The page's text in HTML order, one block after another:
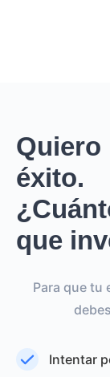
Quiero
éxito.
que
Para que tu
Intentar